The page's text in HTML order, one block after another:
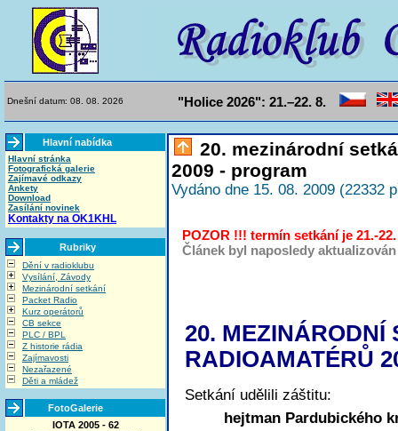
Dnešní datum: 08. 08. 2026 "Holice 2026": 21.–22. 8.
Hlavní nabídka
Hlavní stránka
Fotografická galerie
Zajímavé odkazy
Ankety
Download
Zasílání novinek
Kontakty na OK1KHL
Rubriky
Dění v radioklubu
Vysílání, Závody
Mezinárodní setkání
Packet Radio
Kurz operátorů
CB sekce
PLC / BPL
Z historie rádia
Zajímavosti
Nezařazené
Děti a mládež
FotoGalerie
IOTA 2005 - 62
20. mezinárodní
2009 - program
Vydáno dne 15. 08. 2009 (22332
POZOR !!! termín setkání je 21.-
Článek byl naposledy aktualizován
20. MEZINÁRODNÍ
RADIOAMATÉRŮ
Setkání udělili záštitu:
hejtman Pardubického